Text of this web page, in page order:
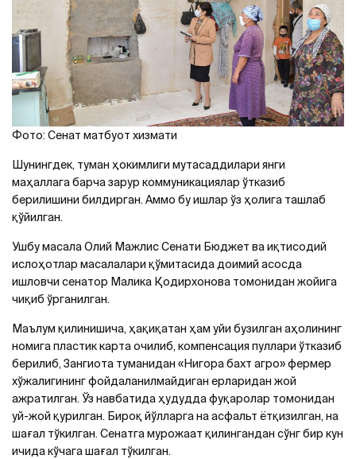
Фото: Сенат матбуот хизмати
Шунингдек, туман ҳокимлиги мутасаддилари янги
маҳаллага барча зарур коммуникациялар ўтказиб
берилишини билдирган. Aммо бу ишлар ўз ҳолига ташлаб
қўйилган.
Ушбу масала Олий Мажлис Сенати Бюджет ва иқтисодий
ислоҳотлар масалалари қўмитасида доимий асосда
ишловчи сенатор Малика Қодирхонова томонидан жойига
чиқиб ўрганилган.
Маълум қилинишича, ҳақиқатан ҳам уйи бузилган аҳолининг
номига пластик карта очилиб, компенсация пуллари ўтказиб
берилиб, Зангиота туманидан «Нигора бахт агро» фермер
хўжалигининг фойдаланилмайдиган ерларидан жой
ажратилган. Ўз навбатида ҳудудда фуқаролар томонидан
уй-жой қурилган. Бироқ йўлларга на асфальт ётқизилган, на
шағал тўкилган. Сенатга мурожаат қилингандан сўнг бир кун
ичида кўчага шағал тўкилган.